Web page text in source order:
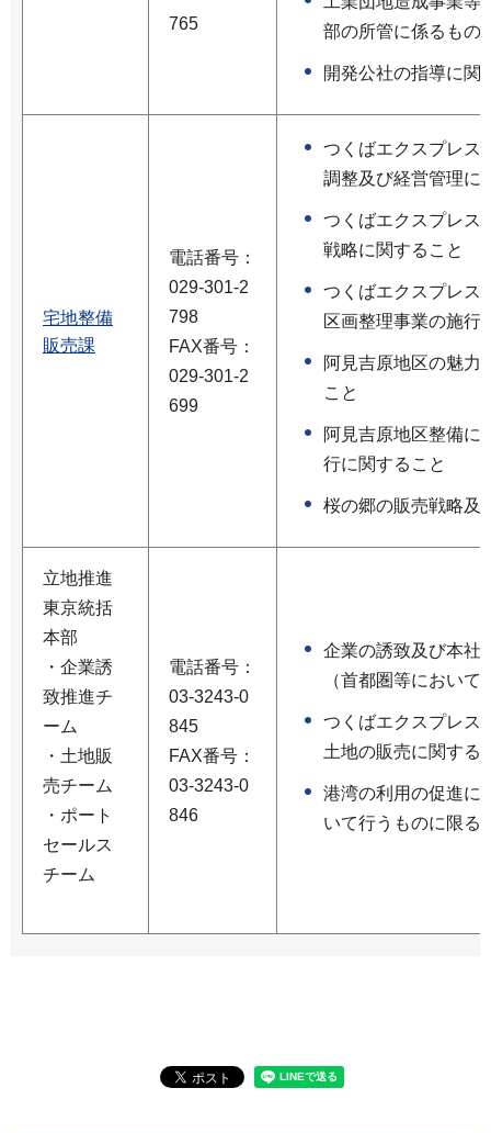
765
部の所管に係るもの
開発公社の指導に関
宅地整備
販売課
電話番号：
029-301-2
798
FAX番号：
029-301-2
699
つくばエクスプレス
調整及び経営管理に
つくばエクスプレス
戦略に関すること
つくばエクスプレス
区画整理事業の施行
阿見吉原地区の魅力
こと
阿見吉原地区整備に
行に関すること
桜の郷の販売戦略及
立地推進
東京統括
本部
・企業誘
致推進チ
ーム
・土地販
売チーム
・ポート
セールス
チーム
電話番号：
03-3243-0
845
FAX番号：
03-3243-0
846
企業の誘致及び本社
（首都圏等におい
つくばエクスプレス
土地の販売に関する
港湾の利用の促進に
いて行うものに限る